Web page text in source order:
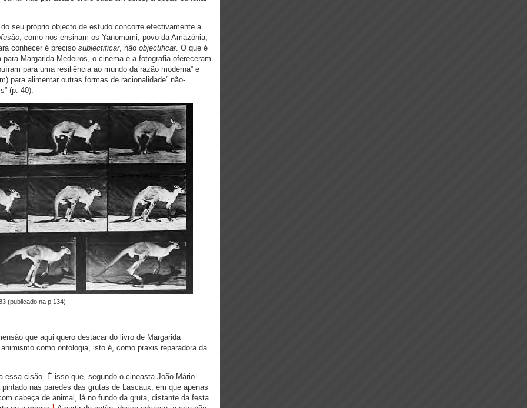
seu próprio objecto de estudo concorre efectivamente a
, como nos ensinam os Yanomami, povo da Amazónia,
conhecer é preciso subjectificar, não objectificar. O que é
Margarida Medeiros, o cinema e a fotografia ofereceram
para uma resiliência ao mundo da razão moderna” e
para alimentar outras formas de racionalidade” não-
(p. 40).
(publicado na p.134)
que aqui quero destacar do livro de Margarida
como ontologia, isto é, como praxis reparadora da
essa cisão. É isso que, segundo o cineasta João Mário
nas paredes das grutas de Lascaux, em que apenas
cabeça de animal, lá no fundo da gruta, distante da festa
1